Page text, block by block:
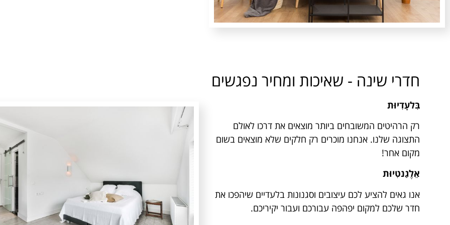
חדרי שינה - שאיכות ומחיר נפגשים
בִּלעָדִיוּת
רק הרהיטים המשובחים ביותר מוצאים את דרכו לאולם
התצוגה שלנו. אנחנו מוכרים רק חלקים שלא מוצאים בשום
מקום אחר!
אֵלֶגַנטִיוּת
אנו גאים להציע לכם עיצובים וסגנונות בלעדיים שיהפכו את
חדר שלכם למקום יפהפה עבורכם ועבור יקיריכם.